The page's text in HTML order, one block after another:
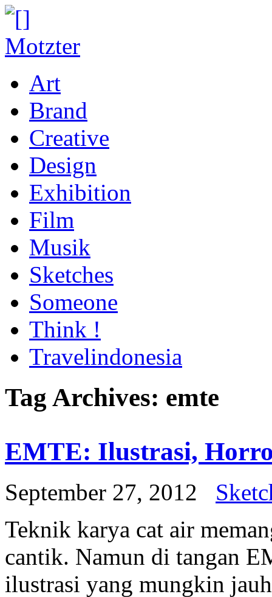
Art
Brand
Creative
Design
Exhibition
Film
Musik
Sketches
Someone
Think !
Travelindonesia
Tag Archives: emte
EMTE: Ilustrasi,
September 27, 2012
Teknik karya cat air
cantik. Namun di tangan
ilustrasi yang mungkin